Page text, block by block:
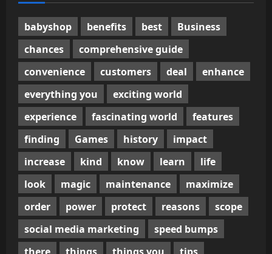
babyshop benefits best
Business
chances
comprehensive guide
convenience
customers deal
enhance
everything you
exciting world
experience
fascinating world
features
finding
Games history
impact
increase
kind know learn
life
look
magic maintenance
maximize
order
power protect reasons
scope
social media marketing
speed bumps